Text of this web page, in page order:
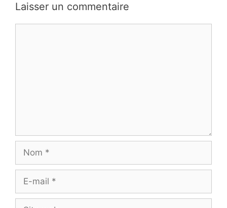
Laisser un commentaire
mail